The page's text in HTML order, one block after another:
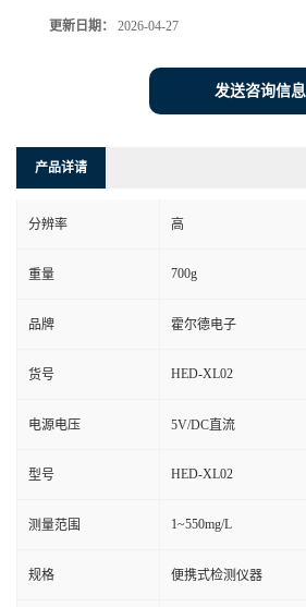
更新日期： 2026-04-27
发送咨询信息
产品详请
分辨率 高
重量 700g
品牌 霍尔德电子
货号 HED-XL02
电源电压 5V/DC直流
型号 HED-XL02
测量范围 1~550mg/L
规格 便携式检测仪器